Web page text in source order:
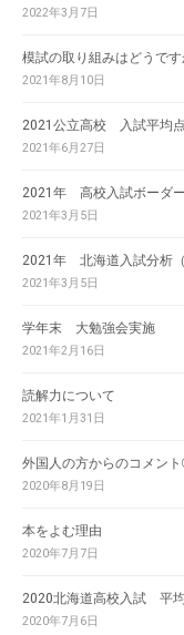
2022年3月7日
模試の取り組みはどうです
2021年8月10日
2021公立高校 入試平均点
2021年6月27日
2021年 高校入試ボーダ
2021年3月5日
2021年 北海道入試分析（
2021年3月5日
学年末 大勉強会実施
2021年2月16日
読解力について
2021年1月31日
外国人の方からのコメン
2020年8月19日
本をよむ理由
2020年7月7日
2020北海道高校入試 平
2020年7月6日